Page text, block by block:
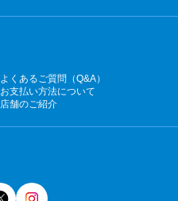
よくあるご質問（Q&A）
お支払い方法について
店舗のご紹介